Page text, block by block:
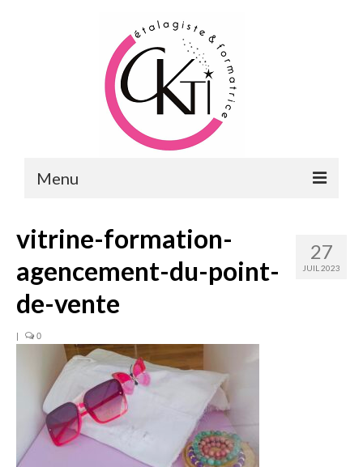
Menu
FORMATIONS DU POINT DE VENTE
FORMATIONS RH
FORMATIONS DE FORMATEURS
CONSEILS & PRESTATIONS
REALISATIONS
27
JUIL 2023
vitrine-formation-
agencement-du-point-
de-vente
| 0